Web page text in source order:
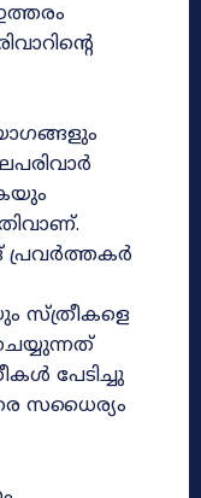
പ്രവർത്തകർ
സ്ത്രീകളെ
പേടിച്ചു
സധൈര്യം